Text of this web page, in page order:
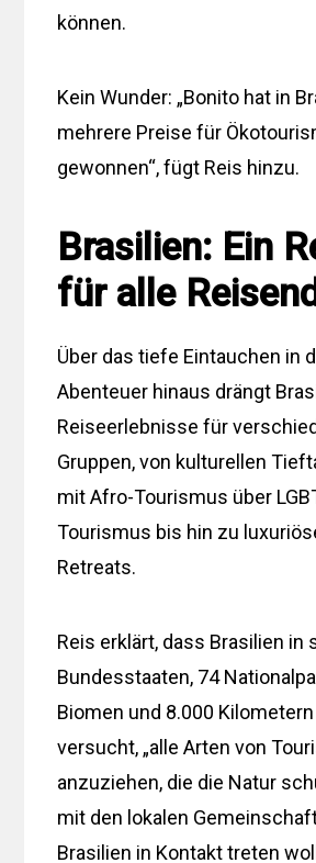
können.
Kein Wunder: „Bonito hat in
mehrere Preise für
gewonnen“, fügt Reis hinzu.
Brasilien: Ein
für alle
Über das tiefe Eintauchen in
Abenteuer hinaus drängt
Reiseerlebnisse für
Gruppen, von kulturellen
mit Afro-Tourismus über
Tourismus bis hin zu
Retreats.
Reis erklärt, dass Brasilien in
Bundesstaaten, 74
Biomen und 8.000
versucht, „alle Arten von
anzuziehen, die die Natur
mit den lokalen
Brasilien in Kontakt treten